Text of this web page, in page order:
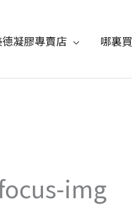
德凝膠專賣店 哪裏買
img